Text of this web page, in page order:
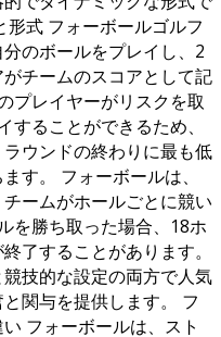
式 フォーボールゴルフ
のボールをプレイし、2
チームのスコアとして記
プレイヤーがリスクを取
ることができるため、
ウンドの終わりに最も低
す。 フォーボールは、
ームがホールごとに競い
を勝ち取った場合、18ホ
了することがあります。
技的な設定の両方で人気
関与を提供します。 フ
フォーボールは、スト